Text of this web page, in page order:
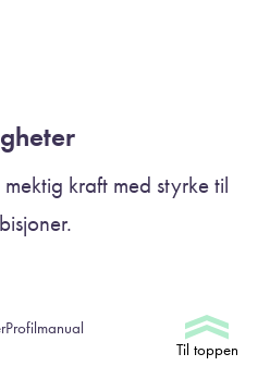
kraft med styrke til
Profilmanual
Til toppen